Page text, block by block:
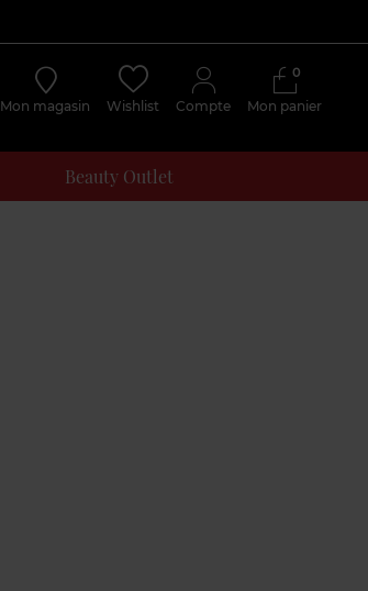
Mon magasin Wishlist Compte Mon panier
0
Beauty Outlet